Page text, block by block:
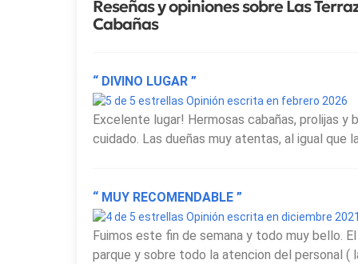
Reseñas y opiniones sobre Las
Cabañas
“ DIVINO LUGAR ”
Opinión escrita en febrero 2026
Excelente lugar! Hermosas cabañas, prolijas y
cuidado. Las dueñas muy atentas, al igual que
“ MUY RECOMENDABLE ”
Opinión escrita en diciembre 2021
Fuimos este fin de semana y todo muy bello.
parque y sobre todo la atencion del personal (